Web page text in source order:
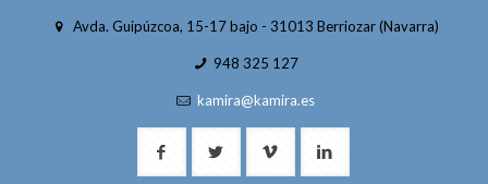
Avda. Guipúzcoa, 15-17 bajo - 31013 Berriozar (Navarra)
948 325 127
kamira@kamira.es